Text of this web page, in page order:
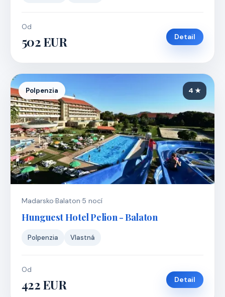
Od
502 EUR Detail
Polpenzia 4 ★
Madarsko·Balaton·5 nocí
Hunguest Hotel Pelion - Balaton
Polpenzia Vlastná
Od
422 EUR Detail